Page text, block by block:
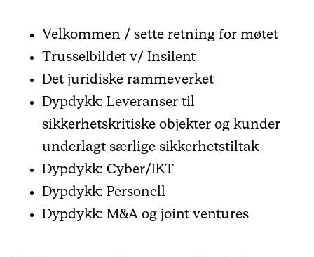
Velkommen / sette retning for møtet
Trusselbildet v/ Insilent
Det juridiske rammeverket
Dypdykk: Leveranser til
sikkerhetskritiske objekter og kunder
underlagt særlige sikkerhetstiltak
Dypdykk: Cyber/IKT
Dypdykk: Personell
Dypdykk: M&A og joint ventures